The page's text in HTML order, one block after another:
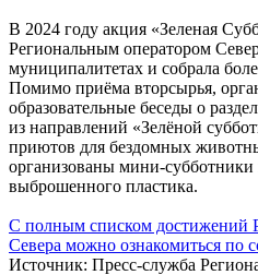
В 2024 году акция «Зеленая
Региональным оператором
муниципалитетах и собрала
Помимо приёма вторсырья,
образовательные беседы о
из направлений «Зелёной
приютов для бездомных
организованы мини-субботники
выброшенного пластика.
С полным списком достижений
Севера можно ознакомиться по
Источник: Пресс-служба